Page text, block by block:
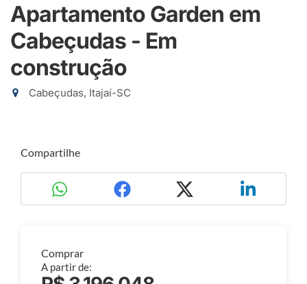
Apartamento Garden em
Cabeçudas - Em
construção
Cabeçudas, Itajaí-SC
Compartilhe
Comprar
A partir de: